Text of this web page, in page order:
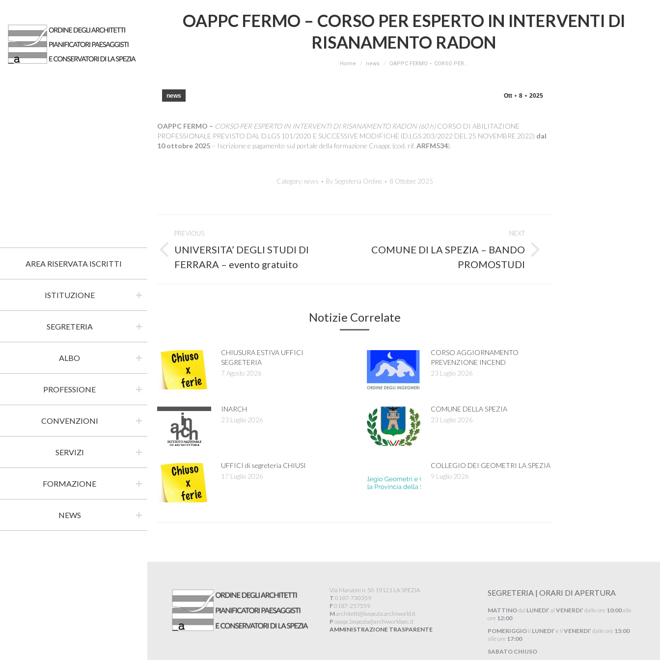
AREA RISERVATA ISCRITTI
ISTITUZIONE
SEGRETERIA
ALBO
PROFESSIONE
CONVENZIONI
SERVIZI
FORMAZIONE
NEWS
OAPPC FERMO – CORSO PER ESPERTO IN INTERVENTI DI
RISANAMENTO RADON
Home news OAPPC FERMO – CORSO PER…
Ott 8 2025
news
OAPPC FERMO – CORSO PER ESPERTO IN INTERVENTI DI RISANAMENTO RADON (60 h)CORSO DI ABILITAZIONE
PROFESSIONALE PREVISTO DAL D.LGS 101/2020 E SUCCESSIVE MODIFICHE (D.LGS 203/2022 DEL 25 NOVEMBRE 2022) dal
10 ottobre 2025 – Iscrizione e pagamento sul portale della formazione Cnappc (cod. rif. ARFM534).
Category: news By Segreteria Ordine 8 Ottobre 2025
navigation
PREVIOUS
Previous
post:
UNIVERSITA’ DEGLI STUDI DI
FERRARA – evento gratuito
NEXT
Next
COMUNE DI LA SPEZIA – BANDO
PROMOSTUDI
Notizie Correlate
CHIUSURA ESTIVA UFFICI
SEGRETERIA
7 Agosto 2026
CORSO AGGIORNAMENTO
PREVENZIONE INCEND
23 Luglio 2026
INARCH
23 Luglio 2026
COMUNE DELLA SPEZIA
23 Luglio 2026
UFFICI di segreteria CHIUSI
17 Luglio 2026
COLLEGIO DEI GEOMETRI LA SPEZIA
9 Luglio 2026
Via Manzoni n. 50 19121 LA SPEZIA
T 0187-730359
F0187-257559
Marchitetti@laspezia.archiworld.it
P oappc.laspezia@archiworldpec.it​
AMMINISTRAZIONE TRASPARENTE
SEGRETERIA | ORARI DI APERTURA
MATTINOdal LUNEDI’ al VENERDI’ dalle ore 10:00alle
ore 12:00
POMERIGGIOil LUNEDI’ e il VENERDI’ dalle ore 15:00
alle ore 17:00
SABATO CHIUSO